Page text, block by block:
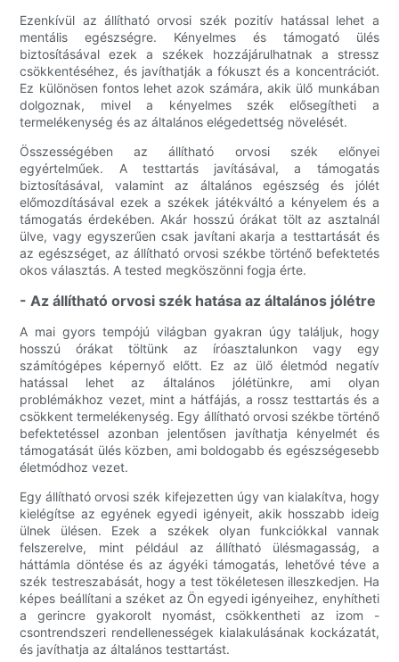
Ezenkívül az állítható orvosi szék pozitív hatással lehet a
mentális egészségre. Kényelmes és támogató ülés
biztosításával ezek a székek hozzájárulhatnak a stressz
csökkentéséhez, és javíthatják a fókuszt és a koncentrációt.
Ez különösen fontos lehet azok számára, akik ülő munkában
dolgoznak, mivel a kényelmes szék elősegítheti a
termelékenység és az általános elégedettség növelését.
Összességében az állítható orvosi szék előnyei
egyértelműek. A testtartás javításával, a támogatás
biztosításával, valamint az általános egészség és jólét
előmozdításával ezek a székek játékváltó a kényelem és a
támogatás érdekében. Akár hosszú órákat tölt az asztalnál
ülve, vagy egyszerűen csak javítani akarja a testtartását és
az egészséget, az állítható orvosi székbe történő befektetés
okos választás. A tested megköszönni fogja érte.
- Az állítható orvosi szék hatása az általános jólétre
A mai gyors tempójú világban gyakran úgy találjuk, hogy
hosszú órákat töltünk az íróasztalunkon vagy egy
számítógépes képernyő előtt. Ez az ülő életmód negatív
hatással lehet az általános jólétünkre, ami olyan
problémákhoz vezet, mint a hátfájás, a rossz testtartás és a
csökkent termelékenység. Egy állítható orvosi székbe történő
befektetéssel azonban jelentősen javíthatja kényelmét és
támogatását ülés közben, ami boldogabb és egészségesebb
életmódhoz vezet.
Egy állítható orvosi szék kifejezetten úgy van kialakítva, hogy
kielégítse az egyének egyedi igényeit, akik hosszabb ideig
ülnek ülésen. Ezek a székek olyan funkciókkal vannak
felszerelve, mint például az állítható ülésmagasság, a
háttámla döntése és az ágyéki támogatás, lehetővé téve a
szék testreszabását, hogy a test tökéletesen illeszkedjen. Ha
képes beállítani a széket az Ön egyedi igényeihez, enyhítheti
a gerincre gyakorolt ​​nyomást, csökkentheti az izom -
csontrendszeri rendellenességek kialakulásának kockázatát,
és javíthatja az általános testtartást.